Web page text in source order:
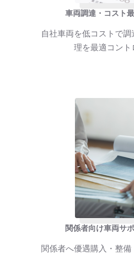
車両調達・コスト
自社車両を低コストで
理を最適コント
関係者向け車両サ
関係者へ優遇購入・整